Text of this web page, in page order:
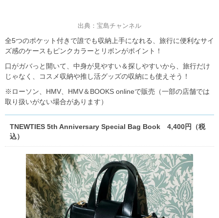
出典：宝島チャンネル
全5つのポケット付きで誰でも収納上手になれる、旅行に便利なサイ
ズ感のケースもピンクカラーとリボンがポイント！
口がガバっと開いて、中身が見やすい＆探しやすいから、旅行だけ
じゃなく、コスメ収納や推し活グッズの収納にも使えそう！
※ローソン、HMV、HMV＆BOOKS onlineで販売（一部の店舗では
取り扱いがない場合があります）
TNEWTIES 5th Anniversary Special Bag Book 4,400円（税
込）